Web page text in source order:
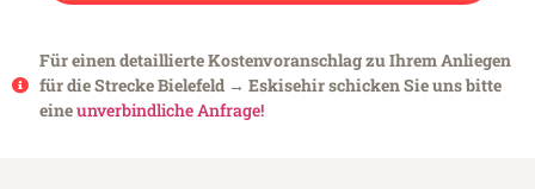
Für einen detaillierte Kostenvoranschlag zu Ihrem Anliegen
für die Strecke Bielefeld → Eskisehir schicken Sie uns bitte
eineunverbindliche Anfrage!